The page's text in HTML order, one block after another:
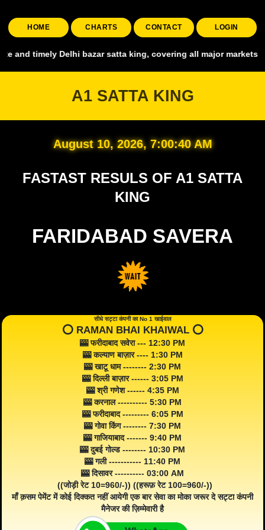
HOME CHARTS CONTACT LOGIN
Delhi bazar satta king, covering all major markets
A1 SATTA KING
August 10, 2026, 7:00:42 AM
FASTAST RESULS OF A1 SATTA
KING
FARIDABAD SAVERA
सीधे सट्टा कंपनी का No 1 खाईवाल
⭕️ RAMAN BHAI KHAIWAL ⭕️
🎰 फरीदाबाद सवेरा --- 12:30 PM
🎰 कल्याण बाज़ार ---- 1:30 PM
🎰 खाटू धाम -------- 2:30 PM
🎰 दिल्ली बाज़ार ------ 3:05 PM
🎰 श्री गणेश ------ 4:35 PM
🎰 करनाल ---------- 5:30 PM
🎰 फरीदाबाद --------- 6:05 PM
🎰 गोवा किंग -------- 7:30 PM
🎰 गाजियाबाद ------- 9:40 PM
🎰 दुबई गोल्ड -------- 10:30 PM
🎰 गली ----------- 11:40 PM
🎰 दिसावर ---------- 03:00 AM
((जोड़ी रेट 10=960/-)) ((हरूफ़ रेट 100=960/-))
माँ क़सम पेमेंट में कोई दिक्कत नहीं आयेगी एक बार सेवा का मोका जरूर दे सट्टा कंपनी
मैनेजर की ज़िम्मेवारी है